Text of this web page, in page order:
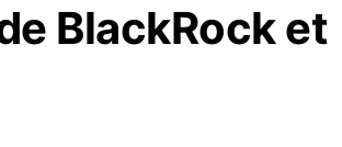
BlackRock et